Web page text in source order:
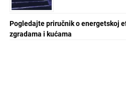
Pogledajte priručnik o energetskoj
zgradama i kućama